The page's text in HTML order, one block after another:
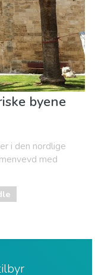
byene
i den nordlige
med